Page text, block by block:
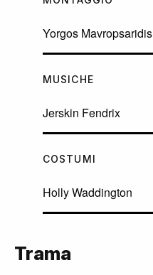
Yorgos Mavropsaridis
MUSICHE
Jerskin Fendrix
COSTUMI
Holly Waddington
Trama